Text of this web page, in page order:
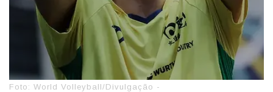
Foto: World Volleyball/Divulgação -